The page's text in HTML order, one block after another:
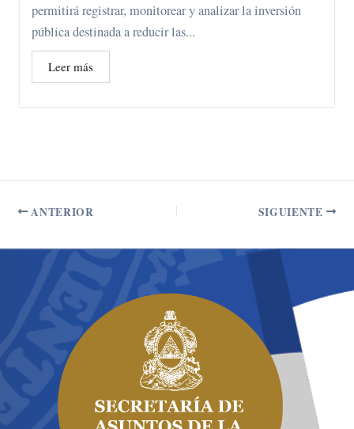
permitirá registrar, monitorear y analizar la inversión
pública destinada a reducir las...
Leer más
ANTERIOR SIGUIENTE